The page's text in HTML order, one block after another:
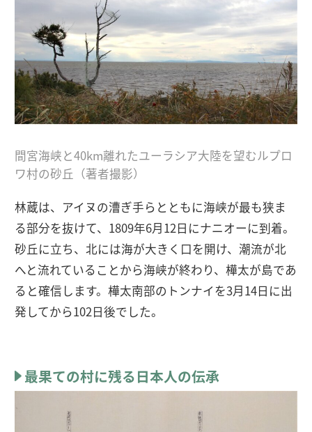
間宮海峡と40km離れたユーラシア大陸を望むルプロ
ワ村の砂丘（著者撮影）
林蔵は、アイヌの漕ぎ手らとともに海峡が最も狭ま
る部分を抜けて、1809年6月12日にナニオーに到着。
砂丘に立ち、北には海が大きく口を開け、潮流が北
へと流れていることから海峡が終わり、樺太が島であ
ると確信します。樺太南部のトンナイを3月14日に出
発してから102日後でした。
最果ての村に残る日本人の伝承